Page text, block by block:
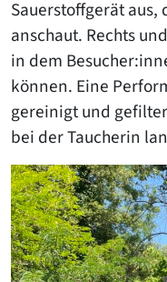
Sauerstoffgerät aus,
anschaut. Rechts
in dem
können. Eine
gereinigt und
bei der Taucherin